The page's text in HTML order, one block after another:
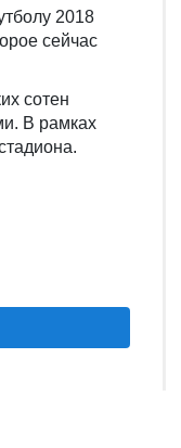
2018
сейчас
сотен
В рамках